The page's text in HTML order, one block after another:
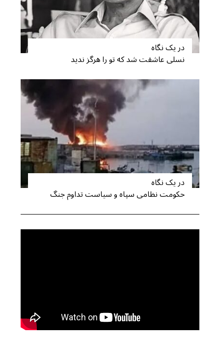
در یک نگاه
نسلی عاشقت شد که تو را هرگز ندید
در یک نگاه
حکومت نظامی سپاه و سیاست تداوم جنگ
S
: